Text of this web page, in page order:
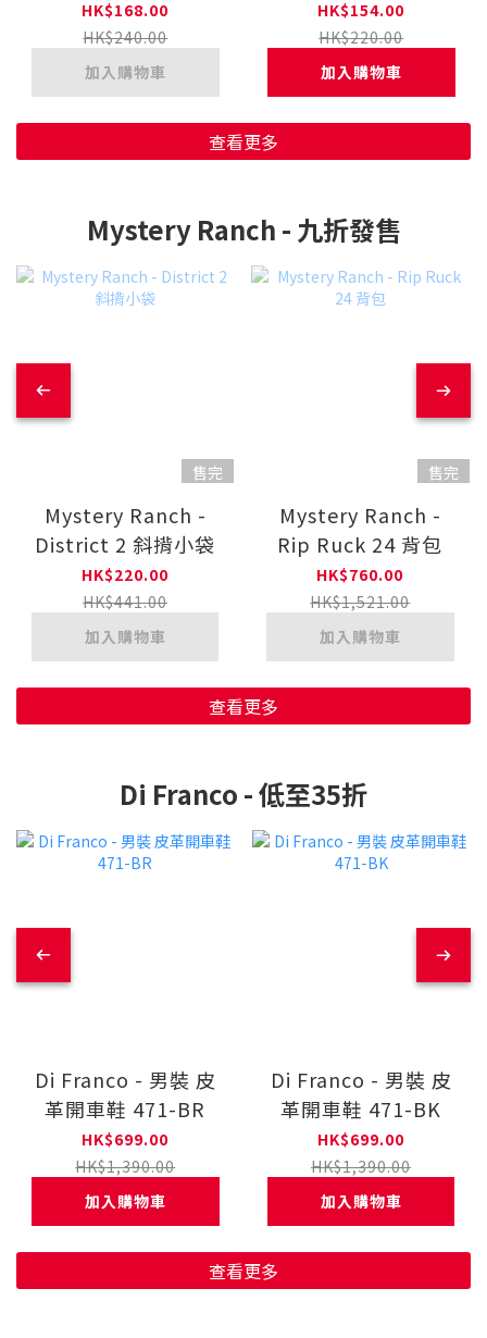
1458
HK$168.00
HK$240.00
加入購物車
錢包 CH60-3619
HK$154.00
HK$220.00
加入購物車
查看更多
Mystery Ranch - 九折發售
售完
Mystery Ranch -
District 2 斜揹小袋
HK$220.00
HK$441.00
加入購物車
售完
Mystery Ranch -
Rip Ruck 24 背包
HK$760.00
HK$1,521.00
加入購物車
查看更多
Di Franco - 低至35折
Di Franco - 男裝 皮
革開車鞋 471-BR
HK$699.00
HK$1,390.00
加入購物車
Di Franco - 男裝 皮
革開車鞋 471-BK
HK$699.00
HK$1,390.00
加入購物車
查看更多